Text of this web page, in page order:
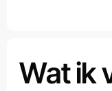
Wat ik